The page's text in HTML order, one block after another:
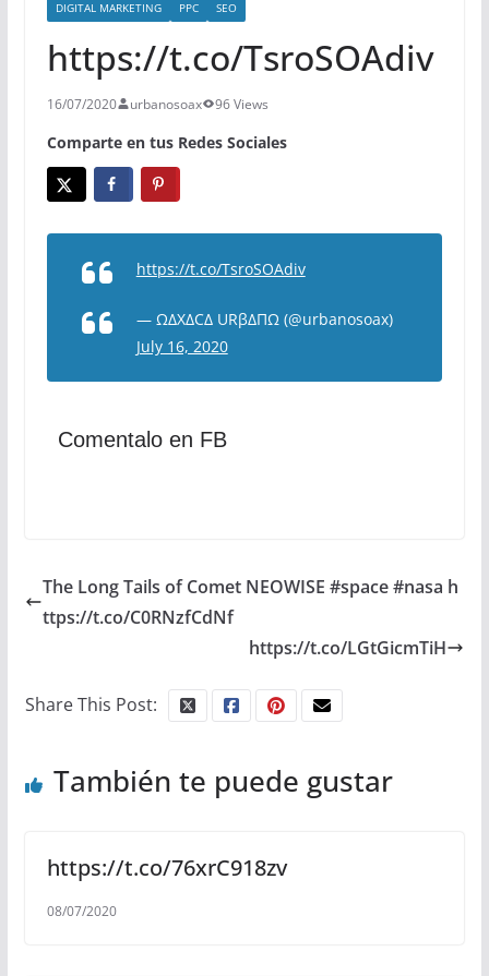
DIGITAL MARKETING PPC SEO
https://t.co/TsroSOAdiv
16/07/2020 urbanosoax 96 Views
Comparte en tus Redes Sociales
https://t.co/TsroSOAdiv
— ΩΔXΔCΔ URβΔΠΩ (@urbanosoax)
July 16, 2020
Comentalo en FB
The Long Tails of Comet NEOWISE #space #nasa h
ttps://t.co/C0RNzfCdNf
https://t.co/LGtGicmTiH
Share This Post:
También te puede gustar
https://t.co/76xrC918zv
08/07/2020